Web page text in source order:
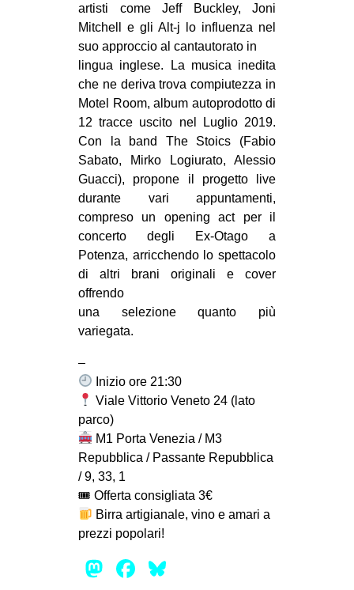
DIRITTO ALL’ABITARE
GENERI
MIGRAZIONI
PRECARIATO
REPRESSIONE
STUDENTI
CULTURE
ARTE
CINEMA
MANIFESTI
MUSICA
RECENSIONI
AMERICHE
EUROPA
MONDO
EVENTI
artisti come Jeff Buckley, Joni
Mitchell e gli Alt-j lo influenza nel
suo approccio al cantautorato in
lingua inglese. La musica inedita
che ne deriva trova compiutezza in
Motel Room, album autoprodotto di
12 tracce uscito nel Luglio 2019.
Con la band The Stoics (Fabio
Sabato, Mirko Logiurato, Alessio
Guacci), propone il progetto live
durante vari appuntamenti,
compreso un opening act per il
concerto degli Ex-Otago a
Potenza, arricchendo lo spettacolo
di altri brani originali e cover
offrendo
una selezione quanto più
variegata.
–
Inizio ore 21:30
Viale Vittorio Veneto 24 (lato
parco)
M1 Porta Venezia / M3
Repubblica / Passante Repubblica
/ 9, 33, 1
🎟 Offerta consigliata 3€
Birra artigianale, vino e amari a
prezzi popolari!
Mastodon
Facebook